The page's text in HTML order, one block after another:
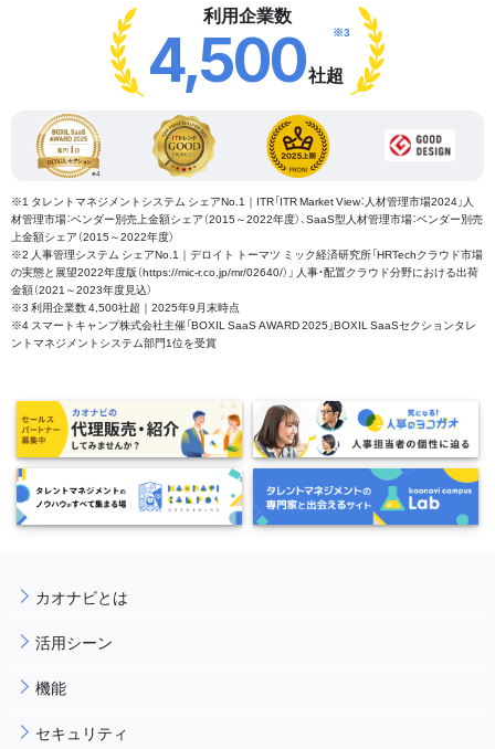
利用企業数
4,500社超
※3
※1 タレントマネジメントシステム シェアNo.1｜ITR「ITR Market View：人材管理市場2024」人
材管理市場：ベンダー別売上金額シェア（2015～2022年度）、SaaS型人材管理市場：ベンダー別売
上金額シェア（2015～2022年度）
※2 人事管理システム シェアNo.1｜デロイト トーマツ ミック経済研究所「HRTechクラウド市場
の実態と展望2022年度版（https://mic-r.co.jp/mr/02640/）」 人事・配置クラウド分野における出荷
金額（2021～2023年度見込）
※3 利用企業数 4,500社超｜2025年9月末時点
※4 スマートキャンプ株式会社主催「BOXIL SaaS AWARD 2025」BOXIL SaaSセクションタレ
ントマネジメントシステム部門1位を受賞
カオナビとは
活用シーン
機能
セキュリティ